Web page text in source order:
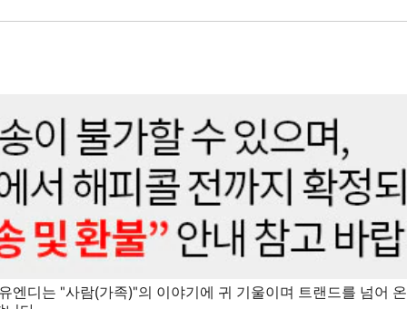
엔디는 "사람(가족)"의 이야기에 귀 기울이며 트랜드를 넘어